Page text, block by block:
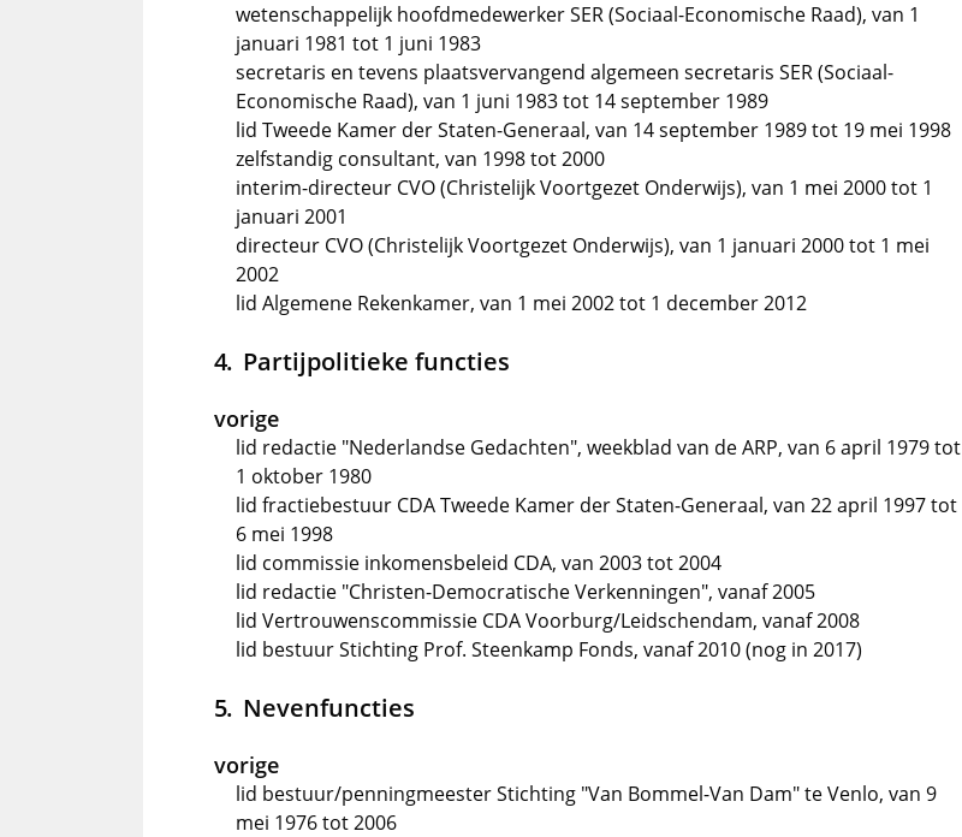
wetenschappelijk hoofdmedewerker SER (Sociaal-Economische Raad), van 1
januari 1981 tot 1 juni 1983
secretaris en tevens plaatsvervangend algemeen secretaris SER (Sociaal-
Economische Raad), van 1 juni 1983 tot 14 september 1989
lid Tweede Kamer der Staten-Generaal, van 14 september 1989 tot 19 mei 1998
zelfstandig consultant, van 1998 tot 2000
interim-directeur CVO (Christelijk Voortgezet Onderwijs), van 1 mei 2000 tot 1
januari 2001
directeur CVO (Christelijk Voortgezet Onderwijs), van 1 januari 2000 tot 1 mei
2002
lid Algemene Rekenkamer, van 1 mei 2002 tot 1 december 2012
Partijpolitieke functies
vorige
lid redactie "Nederlandse Gedachten", weekblad van de ARP, van 6 april 1979 tot
1 oktober 1980
lid fractiebestuur CDA Tweede Kamer der Staten-Generaal, van 22 april 1997 tot
6 mei 1998
lid commissie inkomensbeleid CDA, van 2003 tot 2004
lid redactie "Christen-Democratische Verkenningen", vanaf 2005
lid Vertrouwenscommissie CDA Voorburg/Leidschendam, vanaf 2008
lid bestuur Stichting Prof. Steenkamp Fonds, vanaf 2010 (nog in 2017)
Nevenfuncties
vorige
lid bestuur/penningmeester Stichting "Van Bommel-Van Dam" te Venlo, van 9
mei 1976 tot 2006